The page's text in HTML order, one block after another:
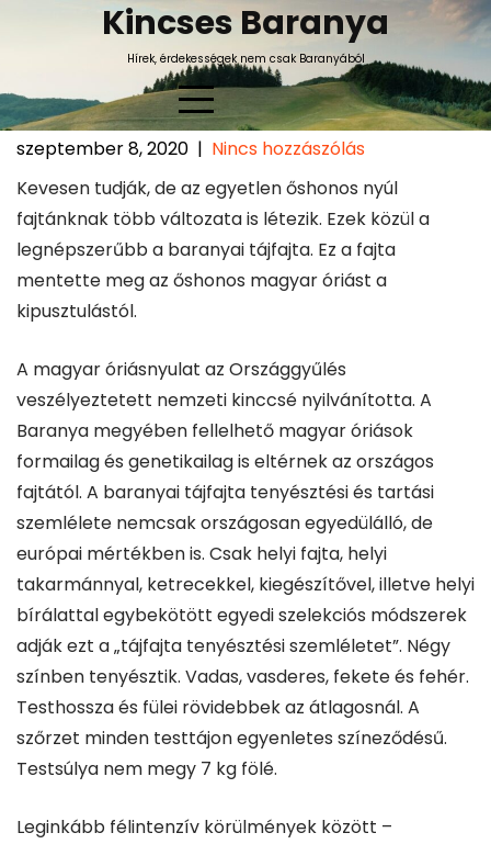
Kincses Baranya
Hírek, érdekességek nem csak Baranyából
Magyar óriás nyúl baranyai
tájfajtája
szeptember 8, 2020 | Nincs hozzászólás
Kevesen tudják, de az egyetlen őshonos nyúl
fajtánknak több változata is létezik. Ezek közül a
legnépszerűbb a baranyai tájfajta. Ez a fajta
mentette meg az őshonos magyar óriást a
kipusztulástól.
A magyar óriásnyulat az Országgyűlés
veszélyeztetett nemzeti kinccsé nyilvánította. A
Baranya megyében fellelhető magyar óriások
formailag és genetikailag is eltérnek az országos
fajtától. A baranyai tájfajta tenyésztési és tartási
szemlélete nemcsak országosan egyedülálló, de
európai mértékben is. Csak helyi fajta, helyi
takarmánnyal, ketrecekkel, kiegészítővel, illetve helyi
bírálattal egybekötött egyedi szelekciós módszerek
adják ezt a „tájfajta tenyésztési szemléletet”. Négy
színben tenyésztik. Vadas, vasderes, fekete és fehér.
Testhossza és fülei rövidebbek az átlagosnál. A
szőrzet minden testtájon egyenletes színeződésű.
Testsúlya nem megy 7 kg fölé.
Leginkább félintenzív körülmények között –